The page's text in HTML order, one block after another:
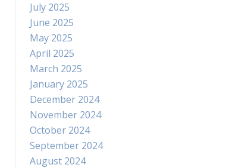
July 2025
June 2025
May 2025
April 2025
March 2025
January 2025
December 2024
November 2024
October 2024
September 2024
August 2024